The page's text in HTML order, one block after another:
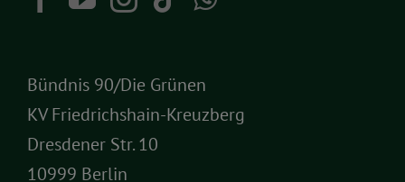
Bündnis 90/Die Grünen
KV Friedrichshain-Kreuzberg
Dresdener Str. 10
10999 Berlin